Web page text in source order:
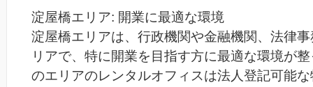
淀屋橋エリア: 開業に最適な環境
淀屋橋エリアは、行政機関や金融機関、法律
リアで、特に開業を目指す方に最適な環境が
のエリアのレンタルオフィスは法人登記可能